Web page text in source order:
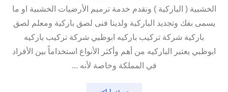
الخشبية ( الباركية ) ونقدم خدمة ترميم الأرضيات الخشبية او ما
يسمى بفك وتجديد الباركية ولدينا فنى لصق باركية ومعلم لصق
باركية شركة تركيب باركيه ابوظبي شركة تركيب باركيه
ابوظبي يعتبر الباركيه من أهم وأكثر الأنواع استخداماً بين الأفراد
في المملكة وخاصة لأنه ...